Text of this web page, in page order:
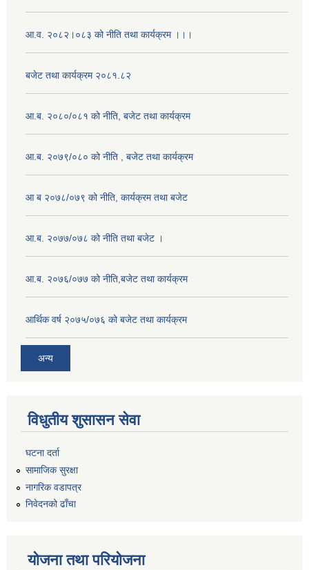
आ.व. २०८२।०८३ को नीति तथा कार्यक्रम ।।।
बजेट तथा कार्यक्रम २०८१.८२
आ.ब. २०८०/०८१ को नीति, बजेट तथा कार्यक्रम
आ.ब. २०७९/०८० को नीति , बजेट तथा कार्यक्रम
आ ब २०७८/०७९ को नीति, कार्यक्रम तथा बजेट
आ.ब. २०७७/०७८ को नीति तथा बजेट ।
आ.ब. २०७६/०७७ को नीति,बजेट तथा कार्यक्रम
आर्थिक वर्ष २०७५/०७६ को बजेट तथा कार्यक्रम
अन्य
विधुतीय शुसासन सेवा
घटना दर्ता
सामाजिक सुरक्षा
नागरिक वडापत्र
निवेदनको ढाँचा
योजना तथा परियोजना